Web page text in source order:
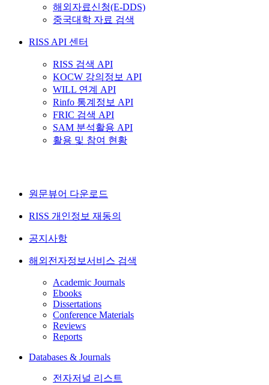
해외자료신청(E-DDS)
중국대학 자료 검색
RISS API 센터
RISS 검색 API
KOCW 강의정보 API
WILL 연계 API
Rinfo 통계정보 API
FRIC 검색 API
SAM 분석활용 API
활용 및 참여 현황
원문뷰어 다운로드
RISS 개인정보 재동의
공지사항
해외전자정보서비스 검색
Academic Journals
Ebooks
Dissertations
Conference Materials
Reviews
Reports
Databases & Journals
전자저널 리스트